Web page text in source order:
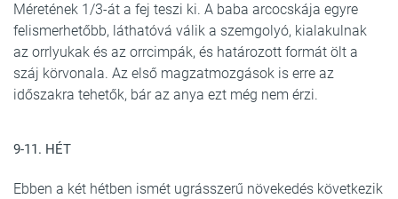
Méretének 1/3-át a fej teszi ki. A baba arcocskája egyre
felismerhetőbb, láthatóvá válik a szemgolyó, kialakulnak
az orrlyukak és az orrcimpák, és határozott formát ölt a
száj körvonala. Az első magzatmozgások is erre az
időszakra tehetők, bár az anya ezt még nem érzi.
9-11. HÉT
Ebben a két hétben ismét ugrásszerű növekedés következik